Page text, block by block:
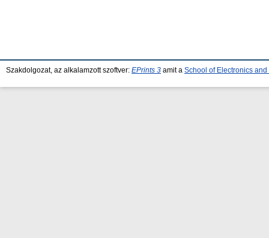
Szakdolgozat, az alkalamzott szoftver: EPrints 3 amit a School of Electronics